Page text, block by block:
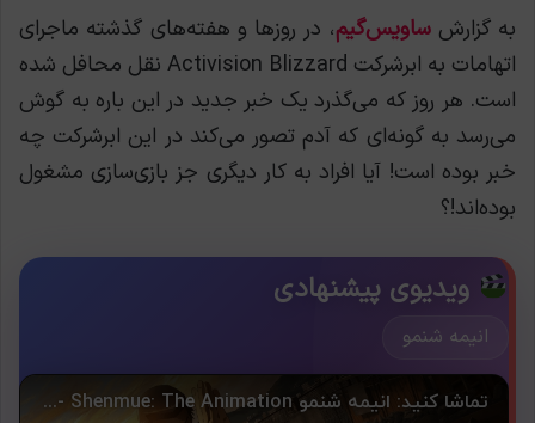
به گزارشساویس‌گیم، در روزها و هفته‌های گذشته ماجرای
اتهامات به ابرشرکت Activision Blizzard نقل محافل شده
است. هر روز که می‌گذرد یک خبر جدید در این باره به گوش
می‌رسد به گونه‌ای که آدم تصور می‌کند در این ابرشرکت چه
خبر بوده است! آیا افراد به کار دیگری جز بازی‌سازی مشغول
بوده‌اند!؟
ویدیوی پیشنهادی
انیمه شنمو